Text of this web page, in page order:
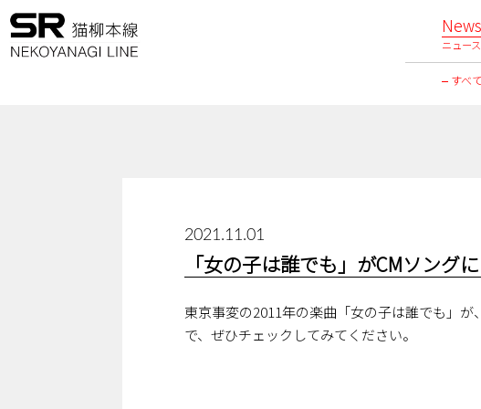
News
ニュース
すべて
2021.11.01
「女の子は誰でも」がCMソングに
東京事変の2011年の楽曲「女の子は誰でも」
で、ぜひチェックしてみてください。